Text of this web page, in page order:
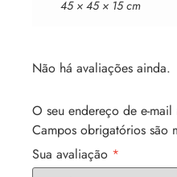
45 × 45 × 15 cm
Não há avaliações ainda.
O seu endereço de e-
Campos obrigatórios são
Sua avaliação *